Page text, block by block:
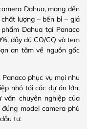
Dahua, mang đến
lượng – bền bỉ – giá
Dahua tại Panaco
đầy đủ CO/CQ và tem
an tâm về nguồn gốc
phục vụ mọi nhu
nhỏ tới các dự án lớn,
chuyên nghiệp của
model camera phù
tư.